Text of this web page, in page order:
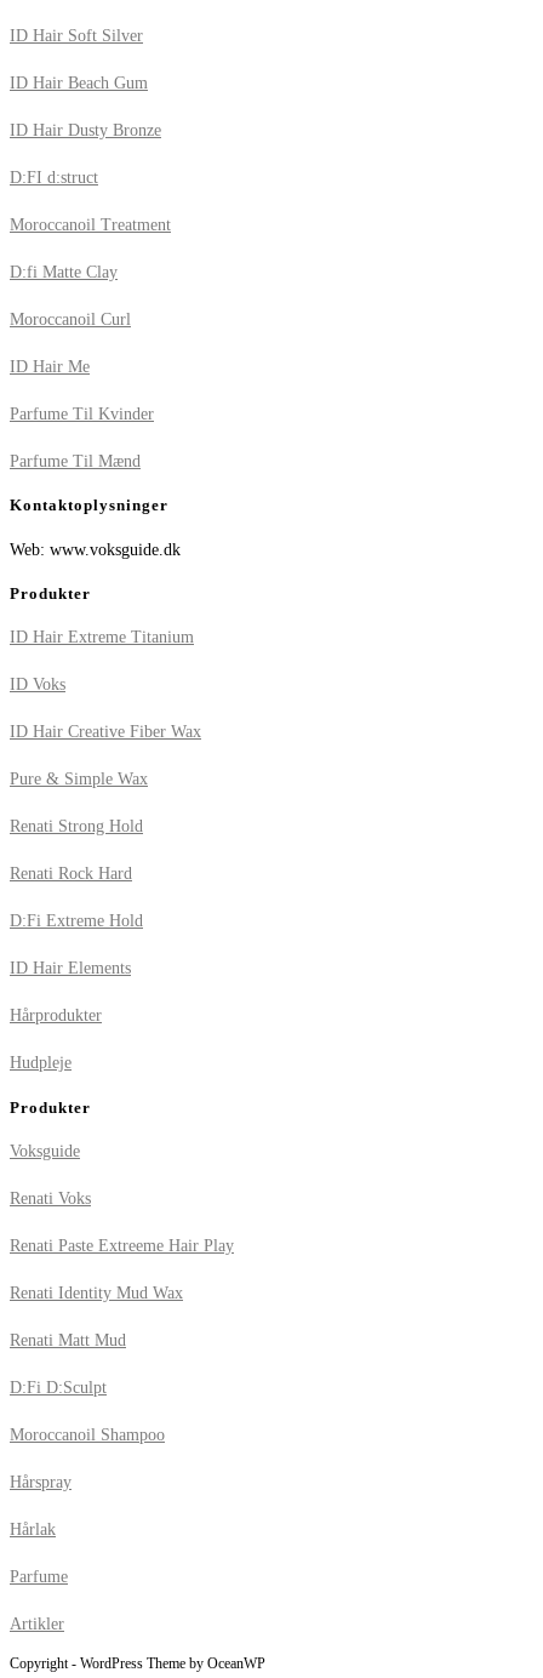
ID Hair Soft Silver
ID Hair Beach Gum
ID Hair Dusty Bronze
D:FI d:struct
Moroccanoil Treatment
D:fi Matte Clay
Moroccanoil Curl
ID Hair Me
Parfume Til Kvinder
Parfume Til Mænd
Kontaktoplysninger
Web: www.voksguide.dk
Produkter
ID Hair Extreme Titanium
ID Voks
ID Hair Creative Fiber Wax
Pure & Simple Wax
Renati Strong Hold
Renati Rock Hard
D:Fi Extreme Hold
ID Hair Elements
Hårprodukter
Hudpleje
Produkter
Voksguide
Renati Voks
Renati Paste Extreeme Hair Play
Renati Identity Mud Wax
Renati Matt Mud
D:Fi D:Sculpt
Moroccanoil Shampoo
Hårspray
Hårlak
Parfume
Artikler
Copyright - WordPress Theme by OceanWP